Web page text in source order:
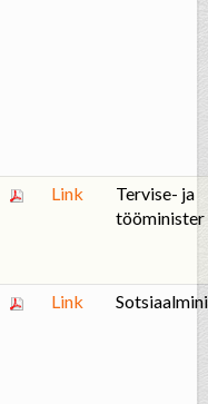
Link
Tervise- ja
tööminister
Link